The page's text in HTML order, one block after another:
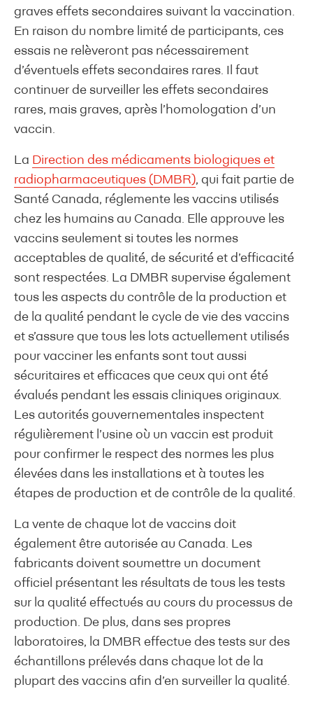
graves effets secondaires suivant la vaccination.
En raison du nombre limité de participants, ces
essais ne relèveront pas nécessairement
d’éventuels effets secondaires rares. Il faut
continuer de surveiller les effets secondaires
rares, mais graves, après l’homologation d’un
vaccin.
La Direction des médicaments biologiques et
radiopharmaceutiques (DMBR), qui fait partie de
Santé Canada, réglemente les vaccins utilisés
chez les humains au Canada. Elle approuve les
vaccins seulement si toutes les normes
acceptables de qualité, de sécurité et d’efficacité
sont respectées. La DMBR supervise également
tous les aspects du contrôle de la production et
de la qualité pendant le cycle de vie des vaccins
et s’assure que tous les lots actuellement utilisés
pour vacciner les enfants sont tout aussi
sécuritaires et efficaces que ceux qui ont été
évalués pendant les essais cliniques originaux.
Les autorités gouvernementales inspectent
régulièrement l’usine où un vaccin est produit
pour confirmer le respect des normes les plus
élevées dans les installations et à toutes les
étapes de production et de contrôle de la qualité.
La vente de chaque lot de vaccins doit
également être autorisée au Canada. Les
fabricants doivent soumettre un document
officiel présentant les résultats de tous les tests
sur la qualité effectués au cours du processus de
production. De plus, dans ses propres
laboratoires, la DMBR effectue des tests sur des
échantillons prélevés dans chaque lot de la
plupart des vaccins afin d’en surveiller la qualité.